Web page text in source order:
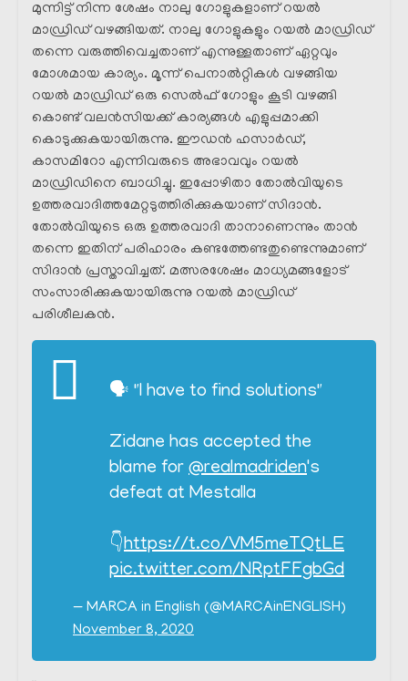
മുന്നിട്ട് നിന്ന ശേഷം നാലു ഗോളുകളാണ് റയൽ
മാഡ്രിഡ്‌ വഴങ്ങിയത്. നാലു ഗോളുകളും റയൽ മാഡ്രിഡ്‌
തന്നെ വരുത്തിവെച്ചതാണ് എന്നുള്ളതാണ് ഏറ്റവും
മോശമായ കാര്യം. മൂന്ന് പെനാൽറ്റികൾ വഴങ്ങിയ
റയൽ മാഡ്രിഡ്‌ ഒരു സെൽഫ് ഗോളും കൂടി വഴങ്ങി
കൊണ്ട് വലൻസിയക്ക്‌ കാര്യങ്ങൾ എളുപ്പമാക്കി
കൊടുക്കുകയായിരുന്നു. ഈഡൻ ഹസാർഡ്,
കാസമിറോ എന്നിവരുടെ അഭാവവും റയൽ
മാഡ്രിഡിനെ ബാധിച്ചു. ഇപ്പോഴിതാ തോൽവിയുടെ
ഉത്തരവാദിത്തമേറ്റടുത്തിരിക്കുകയാണ് സിദാൻ.
തോൽവിയുടെ ഒരു ഉത്തരവാദി താനാണെന്നും താൻ
തന്നെ ഇതിന് പരിഹാരം കണ്ടത്തേണ്ടതുണ്ടെന്നുമാണ്
സിദാൻ പ്രസ്താവിച്ചത്. മത്സരശേഷം മാധ്യമങ്ങളോട്
സംസാരിക്കുകയായിരുന്നു റയൽ മാഡ്രിഡ്‌
പരിശീലകൻ.
🗣 "I have to find solutions"
Zidane has accepted the
blame for @realmadriden's
defeat at Mestalla
👇https://t.co/VM5meTQtLE
pic.twitter.com/NRptFFgbGd
— MARCA in English (@MARCAinENGLISH)
November 8, 2020